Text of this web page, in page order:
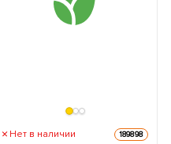
Нет в наличии 189898